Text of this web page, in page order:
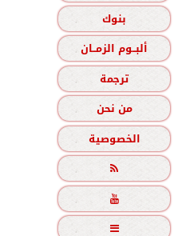
بنوك
ألبــوم الزمــان
ترجمة
من نحن
الخصوصية


